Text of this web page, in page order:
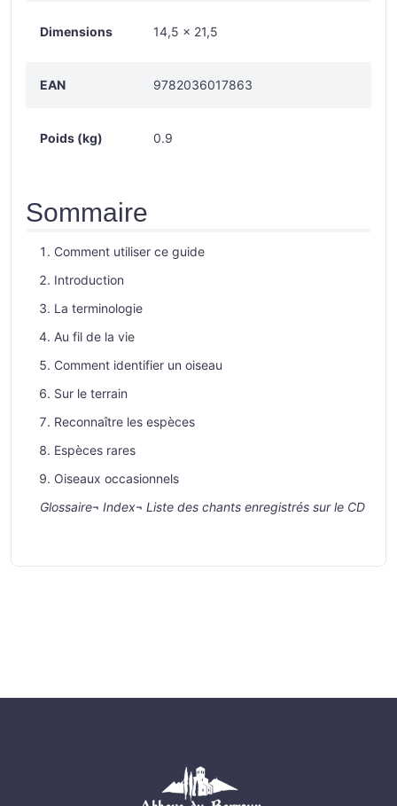
Dimensions 14,5 × 21,5
EAN 9782036017863
Poids (kg) 0.9
Sommaire
Comment utiliser ce guide
Introduction
La terminologie
Au fil de la vie
Comment identifier un oiseau
Sur le terrain
Reconnaître les espèces
Espèces rares
Oiseaux occasionnels
Glossaire¬ Index¬ Liste des chants enregistrés sur le CD